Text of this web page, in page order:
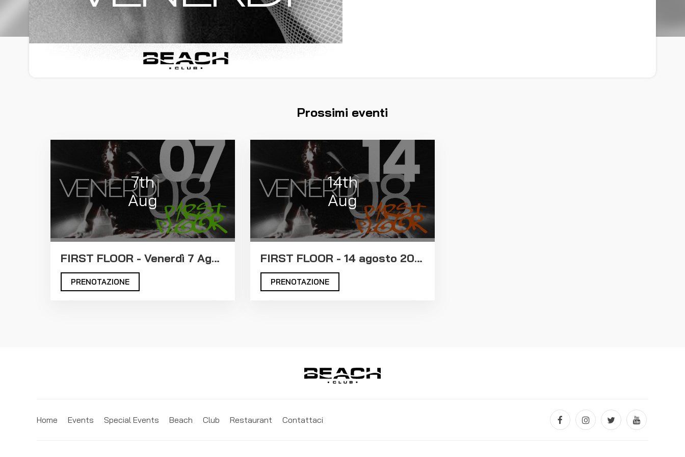
Prossimi eventi
7th
Aug
FIRST FLOOR - Venerdì 7 Agosto 2026
PRENOTAZIONE
14th
Aug
FIRST FLOOR - 14 agosto 2026
PRENOTAZIONE
Home Events Special Events Beach Club Restaurant Contattaci